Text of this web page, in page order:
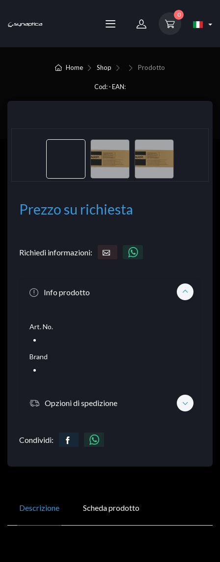
0
Home Shop Prodotto
Cod: - EAN:
Prezzo su richiesta
Richiedi informazioni:
Info prodotto
Art. No.
Brand
Opzioni di spedizione
Condividi:
Descrizione Scheda prodotto